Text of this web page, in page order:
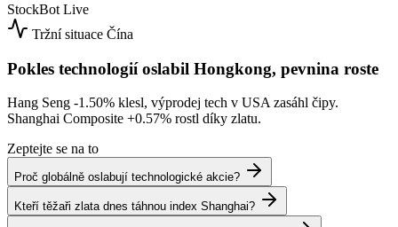
StockBot Live
Tržní situace Čína
Pokles technologií oslabil Hongkong, pevnina roste
Hang Seng -1.50% klesl, výprodej tech v USA zasáhl čipy.
Shanghai Composite +0.57% rostl díky zlatu.
Zeptejte se na to
Proč globálně oslabují technologické akcie?
Kteří těžaři zlata dnes táhnou index Shanghai?